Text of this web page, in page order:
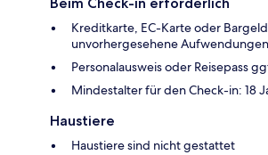
Kreditkarte, EC-Karte oder
unvorhergesehene Aufwendungen
Personalausweis oder Reisepass
Mindestalter für den Check-in: 18
Haustiere
Haustiere sind nicht gestattet